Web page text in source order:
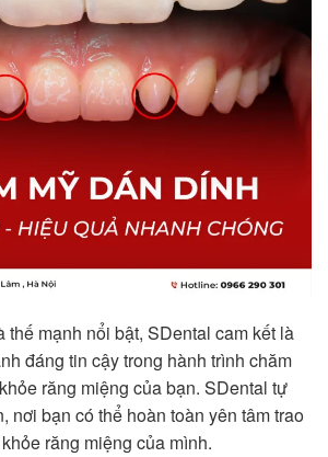
thế mạnh nổi bật, SDental cam kết là
đáng tin cậy trong hành trình chăm
răng miệng của bạn. SDental tự
nơi bạn có thể hoàn toàn yên tâm trao
răng miệng của mình.